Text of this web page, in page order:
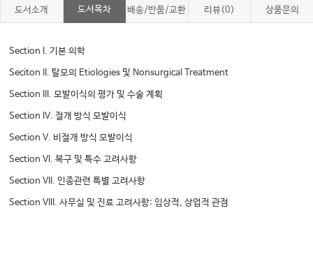
도서소개 도서목차 배송/반품/교환 리뷰(0) 상품문의
Section I. 기본 의학
Seciton II. 탈모의 Etiologies 및 Nonsurgical Treatment
Section III. 모발이식의 평가 및 수술 계획
Section IV. 절개 방식 모발이식
Section V. 비절개 방식 모발이식
Section VI. 복구 및 특수 고려사항
Section VII. 인종관련 특별 고려사항
Section VIII. 사무실 및 진료 고려사항: 임상적, 상업적 관점